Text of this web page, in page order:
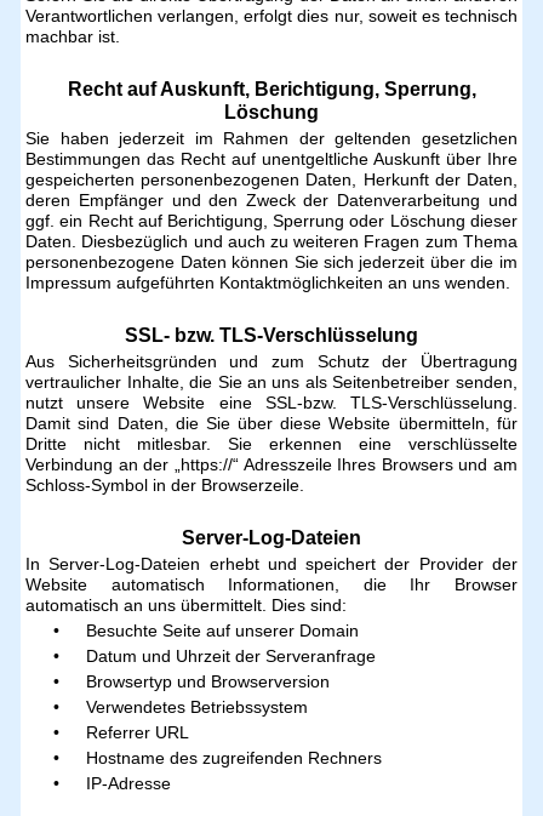
Verantwortlichen verlangen, erfolgt dies nur, soweit es technisch
machbar ist.
Recht auf Auskunft, Berichtigung, Sperrung,
Löschung
Sie haben jederzeit im Rahmen der geltenden gesetzlichen
Bestimmungen das Recht auf unentgeltliche Auskunft über Ihre
gespeicherten personenbezogenen Daten, Herkunft der Daten,
deren Empfänger und den Zweck der Datenverarbeitung und
ggf. ein Recht auf Berichtigung, Sperrung oder Löschung dieser
Daten. Diesbezüglich und auch zu weiteren Fragen zum Thema
personenbezogene Daten können Sie sich jederzeit über die im
Impressum aufgeführten Kontaktmöglichkeiten an uns wenden.
SSL- bzw. TLS-Verschlüsselung
Aus Sicherheitsgründen und zum Schutz der Übertragung
vertraulicher Inhalte, die Sie an uns als Seitenbetreiber senden,
nutzt unsere Website eine SSL-bzw. TLS-Verschlüsselung.
Damit sind Daten, die Sie über diese Website übermitteln, für
Dritte nicht mitlesbar. Sie erkennen eine verschlüsselte
Verbindung an der „https://“ Adresszeile Ihres Browsers und am
Schloss-Symbol in der Browserzeile.
Server-Log-Dateien
In Server-Log-Dateien erhebt und speichert der Provider der
Website automatisch Informationen, die Ihr Browser
automatisch an uns übermittelt. Dies sind:
Besuchte Seite auf unserer Domain
Datum und Uhrzeit der Serveranfrage
Browsertyp und Browserversion
Verwendetes Betriebssystem
Referrer URL
Hostname des zugreifenden Rechners
IP-Adresse